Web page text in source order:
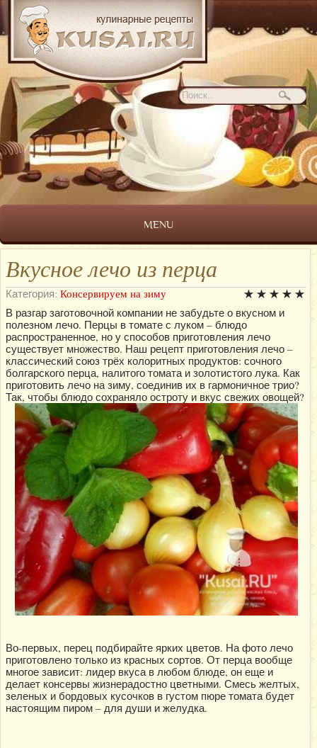
MENU
Вкусное лечо из перца
Категория: Консервируем на зиму
В разгар заготовочной компании не забудьте о вкусном и
полезном лечо. Перцы в томате с луком – блюдо
распространенное, но у способов приготовления лечо
существует множество. Наш рецепт приготовления лечо –
классический союз трёх колоритных продуктов: сочного
болгарского перца, налитого томата и золотистого лука. Как
приготовить лечо на зиму, соединив их в гармоничное трио?
Так, чтобы блюдо сохраняло остроту и вкус свежих овощей?
Во-первых, перец подбирайте ярких цветов. На фото лечо
приготовлено только из красных сортов. От перца вообще
многое зависит: лидер вкуса в любом блюде, он еще и
делает консервы жизнерадостно цветными. Смесь желтых,
зеленых и бордовых кусочков в густом пюре томата будет
настоящим пиром – для души и желудка.